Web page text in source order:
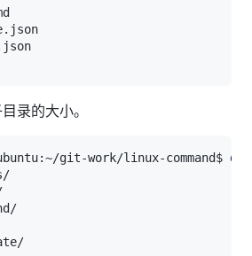
录的大小。
ubuntu:~/git-work/linux-command$ du